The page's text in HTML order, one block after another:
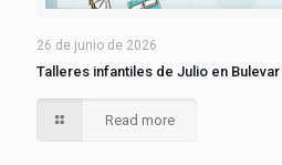
26 de junio de 2026
Talleres infantiles de Julio en Bulevar
Read more